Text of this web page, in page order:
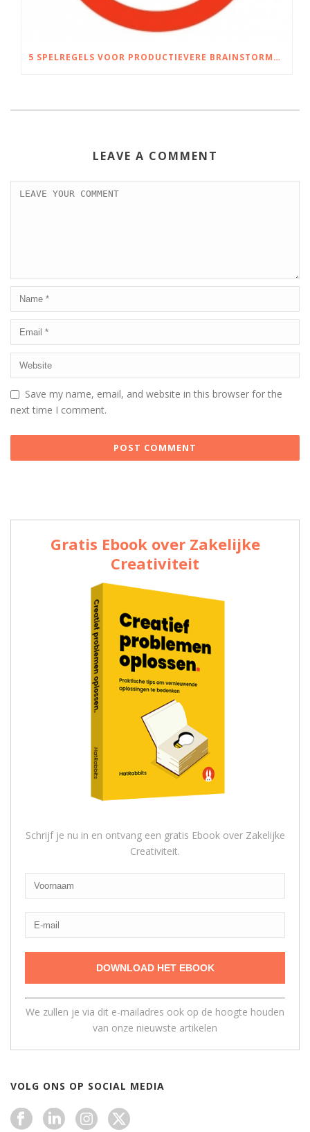
5 SPELREGELS VOOR PRODUCTIEVERE BRAINSTORMSESSIES
LEAVE A COMMENT
Save my name, email, and website in this browser for the
next time I comment.
Gratis Ebook over Zakelijke
Creativiteit
Schrijf je nu in en ontvang een gratis Ebook over Zakelijke
Creativiteit.
We zullen je via dit e-mailadres ook op de hoogte houden
van onze nieuwste artikelen
VOLG ONS OP SOCIAL MEDIA